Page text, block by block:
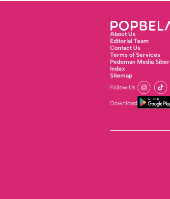
About Us
Editorial Team
Contact Us
Terms of Services
Pedoman Media Siber
Index
Sitemap
Follow Us
Download